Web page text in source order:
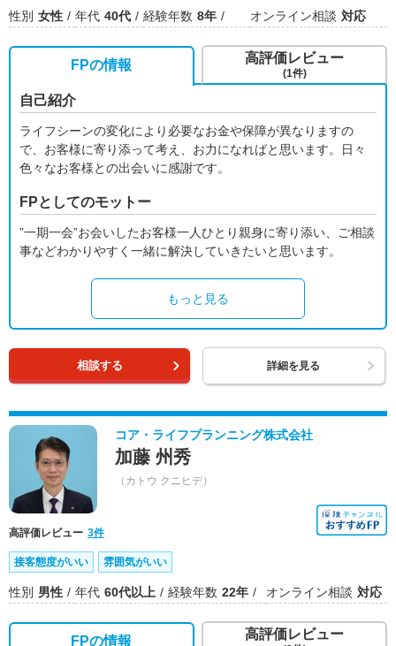
性別 女性 年代 40代 経験年数 8年 オンライン相談 対応
FPの情報
自己紹介
ライフシーンの変化により必要なお金や保障が異なりますの
で、お客様に寄り添って考え、お力になればと思います。日々
色々なお客様との出会いに感謝です。
FPとしてのモットー
”一期一会”お会いしたお客様一人ひとり親身に寄り添い、ご相談
事などわかりやすく一緒に解決していきたいと思います。
もっと見る
高評価レビュー
(1件)
相談する 詳細を見る
コア・ライフプランニング株式会社
加藤 州秀
（カトウ クニヒデ）
高評価レビュー 3件
接客態度がいい 雰囲気がいい
性別 男性 年代 60代以上 経験年数 22年 オンライン相談 対応
FPの情報 高評価レビュー